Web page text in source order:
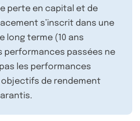
perte en capital et de
s’inscrit dans une
long terme (10 ans
performances passées ne
les performances
de rendement